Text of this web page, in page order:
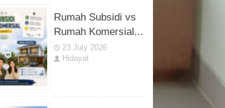
Rumah Subsidi vs
Rumah Komersial...
23 July 2026
Hidayat